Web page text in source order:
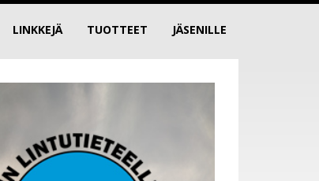
LINKKEJÄ TUOTTEET JÄSENILLE